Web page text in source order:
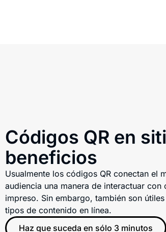
Códigos QR en
beneficios
Usualmente los códigos QR conectan el
audiencia una manera de interactuar
impreso. Sin embargo, también son
tipos de contenido en línea.
Haz que suceda en sólo 3 minutos